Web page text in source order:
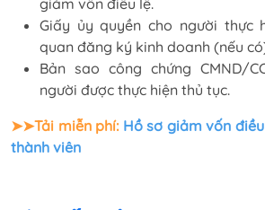
giảm vốn điều lệ.
Giấy ủy quyền cho người thực
quan đăng ký kinh doanh (nếu
Bản sao công chứng CMND/
người được thực hiện thủ tục.
➤➤Tải miễn phí: Hồ sơ giảm vốn
thành viên